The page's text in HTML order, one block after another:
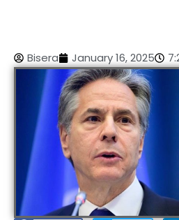
Bisera January 16, 2025